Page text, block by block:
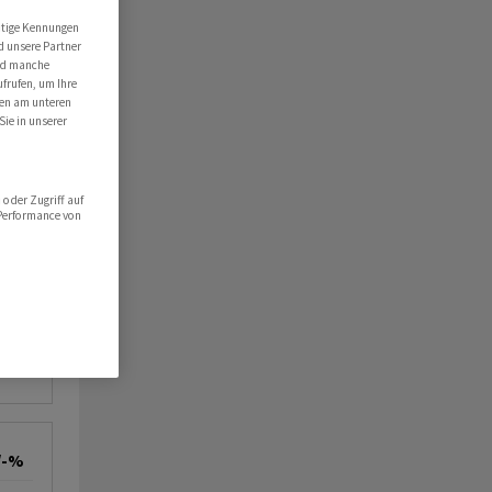
%
Kennungen
unsere Partner
manche
um Ihre
am unteren
in unserer
oder Zugriff auf
von